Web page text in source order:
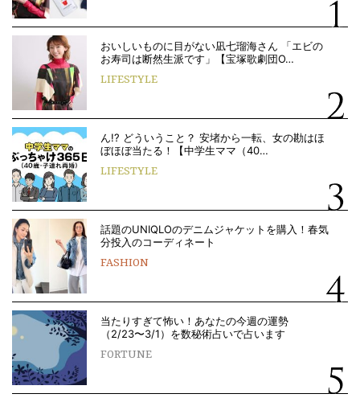
おいしいものに目がない凪七瑠海さん 「エビの
お寿司は断然生派です」【宝塚歌劇団O…
LIFESTYLE
ん!? どういうこと？ 安堵から一転、女の勘はほ
ぼほぼ当たる！【中学生ママ（40…
LIFESTYLE
話題のUNIQLOのデニムジャケットを購入！春気
分投入のコーディネート
FASHION
当たりすぎて怖い！あなたの今週の運勢
（2/23〜3/1）を数秘術占いで占います
FORTUNE